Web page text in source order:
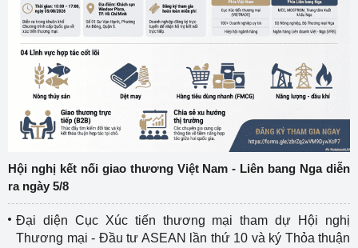
Hội nghị kết nối giao thương Việt Nam - Liên bang Nga diễn
ra ngày 5/8
Đại diện Cục Xúc tiến thương mại tham dự Hội nghị
Thương mại - Đầu tư ASEAN lần thứ 10 và ký Thỏa thuận